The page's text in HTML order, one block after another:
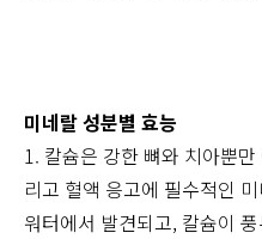
미네랄 성분별 효능
1. 칼슘은 강한 뼈와 치아뿐
리고 혈액 응고에 필수적인
워터에서 발견되고, 칼슘이